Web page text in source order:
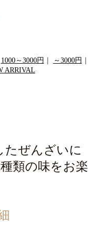
1000～3000円 ～3000円
ARRIVAL
たぜんざいに
類の味をお楽